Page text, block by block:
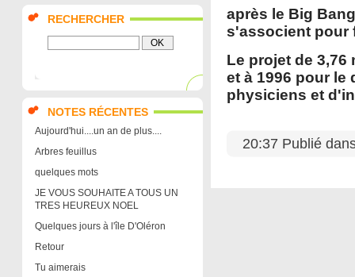
RECHERCHER
NOTES RÉCENTES
Aujourd'hui....un an de plus....
Arbres feuillus
quelques mots
JE VOUS SOUHAITE A TOUS UN
TRES HEUREUX NOEL
Quelques jours à l'île D'Oléron
Retour
Tu aimerais
après le Big
s'associent pour
Le projet de
et à 1996 pour le
physiciens et
20:37 Publié